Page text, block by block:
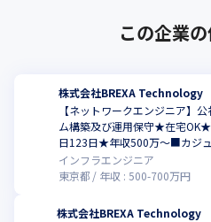
この企業
株式会社BREXA Technology
【ネットワークエンジニア】
ム構築及び運用保守★在宅
日123日★年収500万～■カジ
点
インフラエンジニア
東京都
年収 : 500-700万円
株式会社BREXA Technology